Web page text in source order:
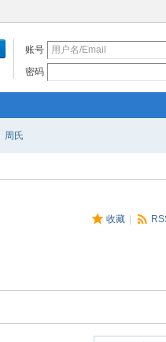
账号
密码
周氏
收藏